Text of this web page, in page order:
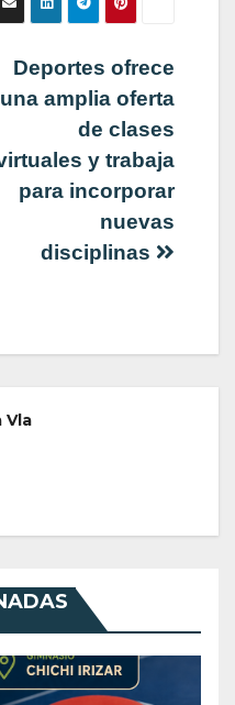
Deportes ofrece
una amplia oferta
de clases
y trabaja
para incorporar
nuevas
disciplinas
Vla